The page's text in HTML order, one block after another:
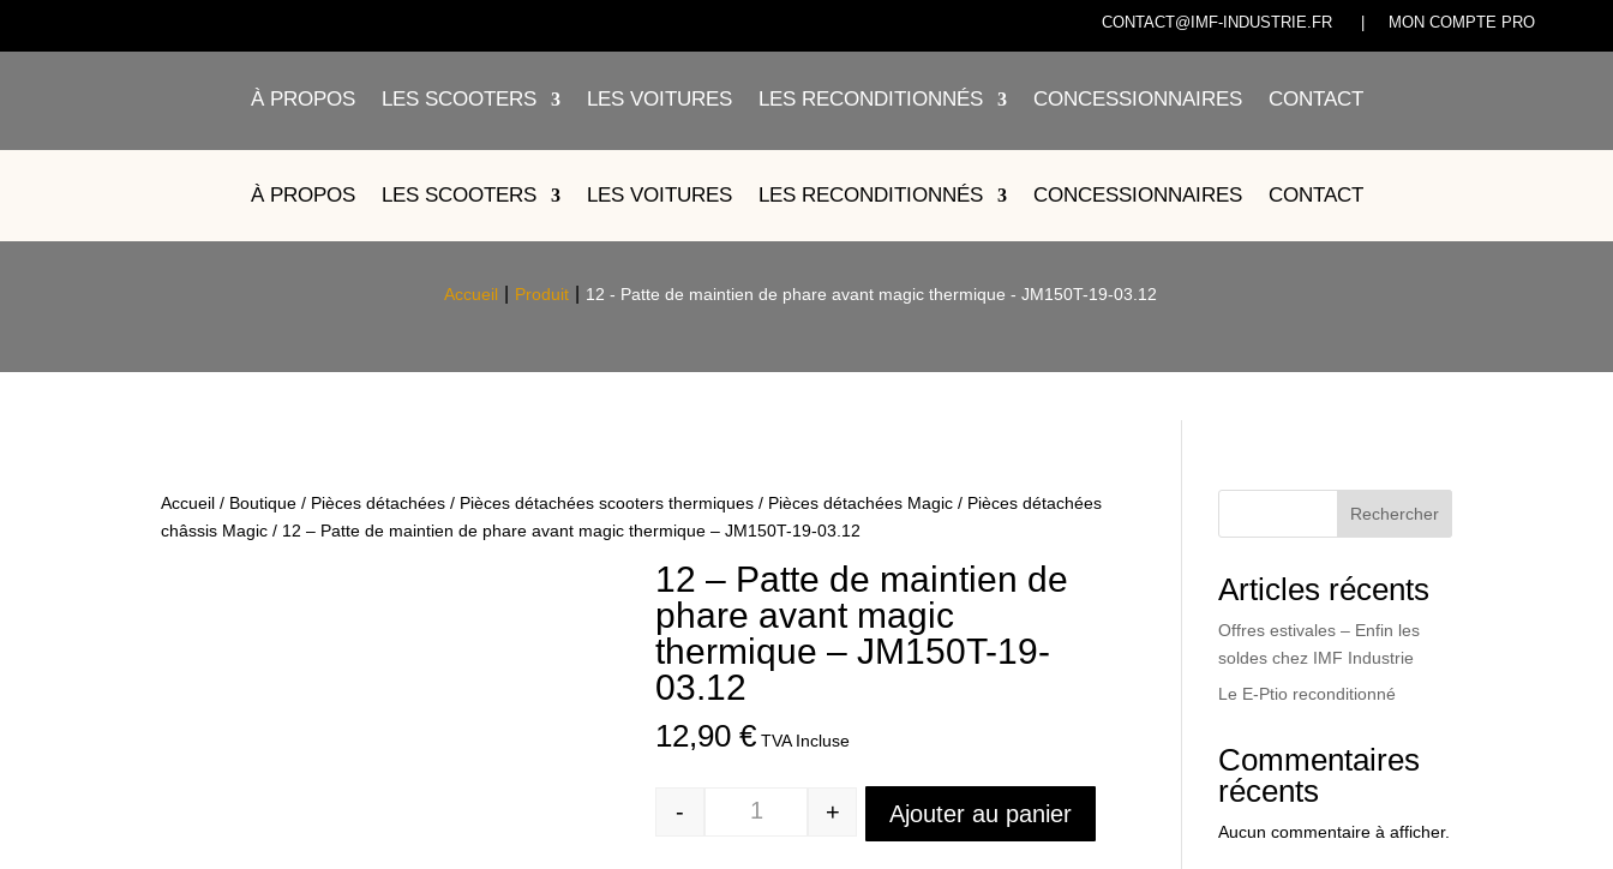
CONTACT@IMF-INDUSTRIE.FR MON COMPTE PRO
À PROPOS LES SCOOTERS LES VOITURES LES RECONDITIONNÉS CONCESSIONNAIRES CONTACT
À PROPOS LES SCOOTERS LES VOITURES LES RECONDITIONNÉS CONCESSIONNAIRES CONTACT
12 – PATTE DE MAINTIEN DE PHARE AVANT MAGIC THERMIQUE – JM150T-19-
Accueil Produit 12 - Patte de maintien de phare avant magic thermique - JM150T-19-03.12
Accueil / Boutique / Pièces détachées / Pièces détachées scooters thermiques / Pièces détachées Magic / Pièces détachées
châssis Magic / 12 – Patte de maintien de phare avant magic thermique – JM150T-19-03.12
12 – Patte de maintien de
phare avant magic
thermique – JM150T-19-
03.12
12,90€ TVA Incluse
Quantité
- + Ajouter au panier
Rechercher
Articles récents
Offres estivales – Enfin les
soldes chez IMF Industrie
Le E-Ptio reconditionné
Commentaires
récents
Aucun commentaire à afficher.